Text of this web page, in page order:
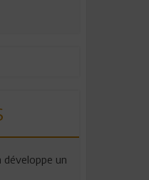
développe un